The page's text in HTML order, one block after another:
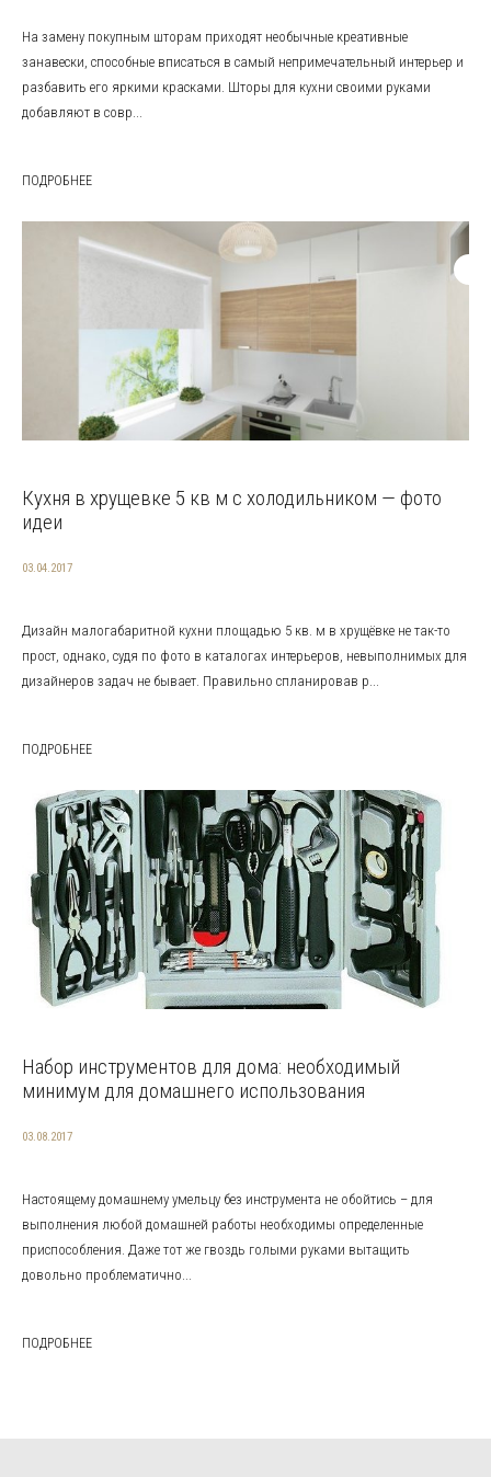
На замену покупным шторам приходят необычные креативные
занавески, способные вписаться в самый непримечательный интерьер и
разбавить его яркими красками. Шторы для кухни своими руками
добавляют в совр...
ПОДРОБНЕЕ
Кухня в хрущевке 5 кв м с холодильником — фото
идеи
03.04.2017
Дизайн малогабаритной кухни площадью 5 кв. м в хрущёвке не так-то
прост, однако, судя по фото в каталогах интерьеров, невыполнимых для
дизайнеров задач не бывает. Правильно спланировав р...
ПОДРОБНЕЕ
Набор инструментов для дома: необходимый
минимум для домашнего использования
03.08.2017
Настоящему домашнему умельцу без инструмента не обойтись – для
выполнения любой домашней работы необходимы определенные
приспособления. Даже тот же гвоздь голыми руками вытащить
довольно проблематично...
ПОДРОБНЕЕ